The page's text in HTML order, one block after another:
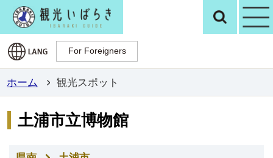
観光いばらき検
For Foreigners
For Foreigners
ホーム 観光スポット
土浦市立博物館